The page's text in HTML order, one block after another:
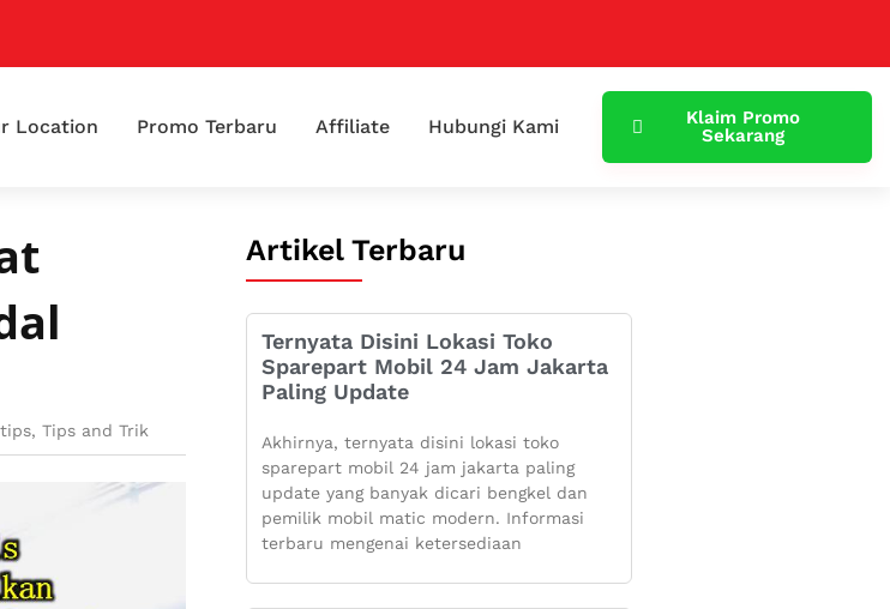
Location Promo Terbaru Affiliate Hubungi Kami
Klaim Promo
Sekarang
tips, Tips and Trik
Artikel Terbaru
Ternyata Disini Lokasi Toko
Sparepart Mobil 24 Jam Jakarta
Paling Update
Akhirnya, ternyata disini lokasi toko
sparepart mobil 24 jam jakarta paling
update yang banyak dicari bengkel dan
pemilik mobil matic modern. Informasi
terbaru mengenai ketersediaan